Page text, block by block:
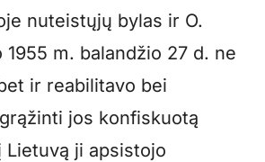
nuteistųjų bylas ir O.
1955 m. balandžio 27 d. ne
ir reabilitavo bei
jos konfiskuotą
ji apsistojo